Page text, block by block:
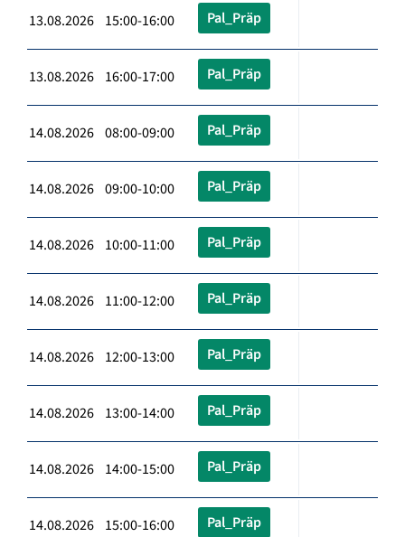
13.08.2026 15:00-16:00 Pal_Präp
13.08.2026 16:00-17:00 Pal_Präp
14.08.2026 08:00-09:00 Pal_Präp
14.08.2026 09:00-10:00 Pal_Präp
14.08.2026 10:00-11:00 Pal_Präp
14.08.2026 11:00-12:00 Pal_Präp
14.08.2026 12:00-13:00 Pal_Präp
14.08.2026 13:00-14:00 Pal_Präp
14.08.2026 14:00-15:00 Pal_Präp
14.08.2026 15:00-16:00 Pal_Präp